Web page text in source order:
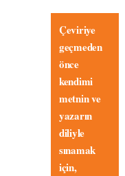
Çeviriye
geçmeden
önce
kendimi
metnin ve
yazarın
diliyle
sınamak
için,